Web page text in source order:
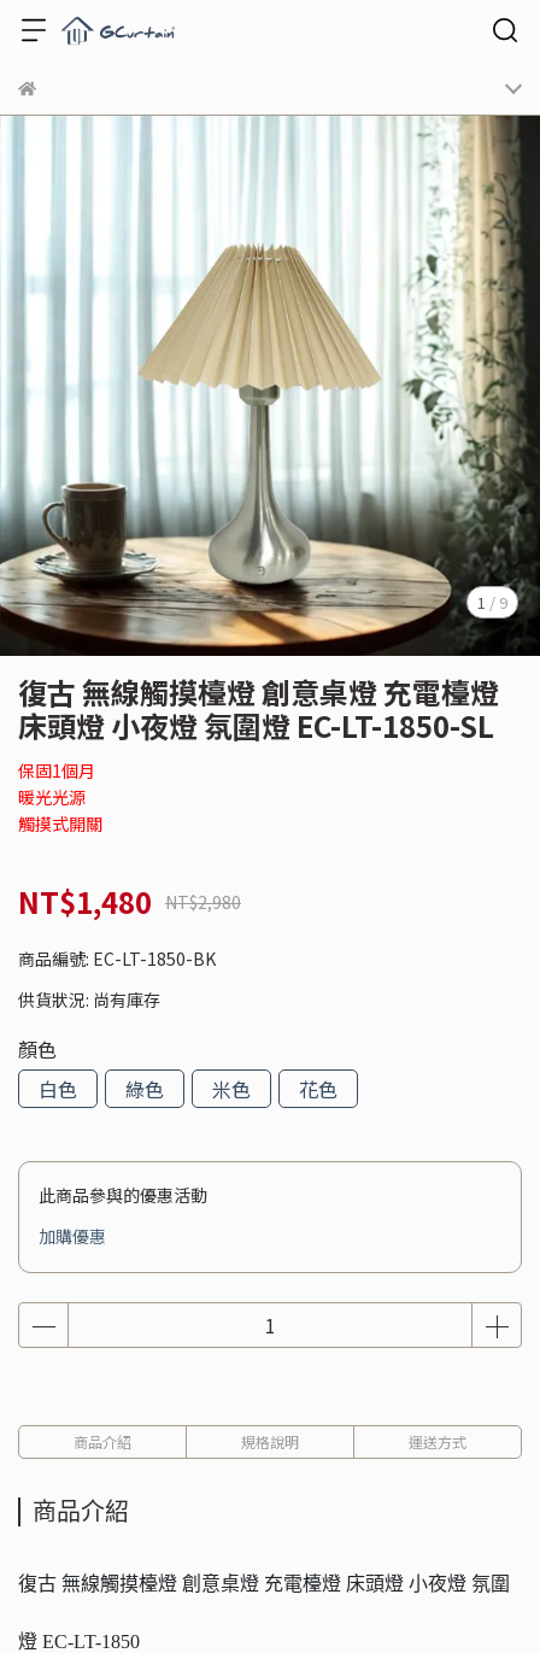
1 / 9
復古 無線觸摸檯燈 創意桌燈 充電檯燈
床頭燈 小夜燈 氛圍燈 EC-LT-1850-SL
保固1個月
暖光光源
觸摸式開關
NT$1,480 NT$2,980
商品編號: EC-LT-1850-BK
供貨狀況: 尚有庫存
顏色
白色
綠色 米色 花色
此商品參與的優惠活動
加購優惠
商品介紹 規格說明 運送方式
商品介紹
復古 無線觸摸檯燈 創意桌燈 充電檯燈 床頭燈 小夜燈 氛圍
燈 EC-LT-1850